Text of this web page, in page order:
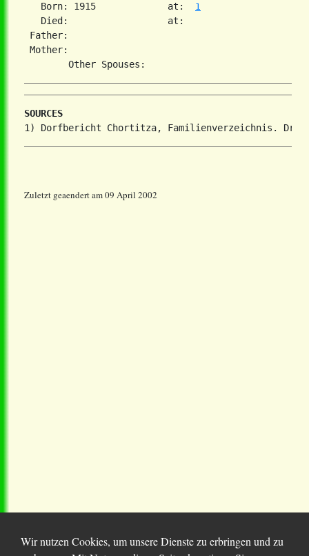
   Born: 1915             at:
1
   Died:                  at:
Father:
Mother:
SOURCES
Zuletzt geaendert am 09 April 2002
Wir nutzen Cookies, um unsere Dienste zu erbringen und zu